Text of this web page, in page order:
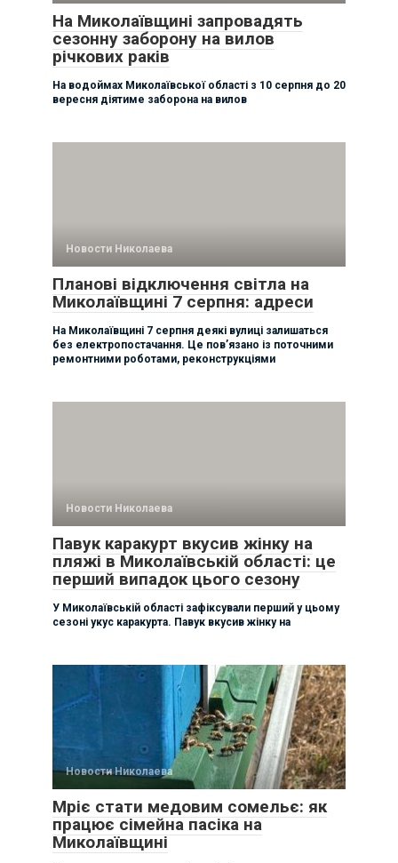
На Миколаївщині запровадять
сезонну заборону на вилов
річкових раків
На водоймах Миколаївської області з 10 серпня до 20
вересня діятиме заборона на вилов
Новости Николаева
Планові відключення світла на
Миколаївщині 7 серпня: адреси
На Миколаївщині 7 серпня деякі вулиці залишаться
без електропостачання. Це пов’язано із поточними
ремонтними роботами, реконструкціями
Новости Николаева
Павук каракурт вкусив жінку на
пляжі в Миколаївській області: це
перший випадок цього сезону
У Миколаївській області зафіксували перший у цьому
сезоні укус каракурта. Павук вкусив жінку на
Новости Николаева
Мріє стати медовим сомельє: як
працює сімейна пасіка на
Миколаївщині